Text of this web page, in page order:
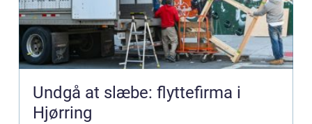
Undgå at slæbe: flyttefirma i
Hjørring